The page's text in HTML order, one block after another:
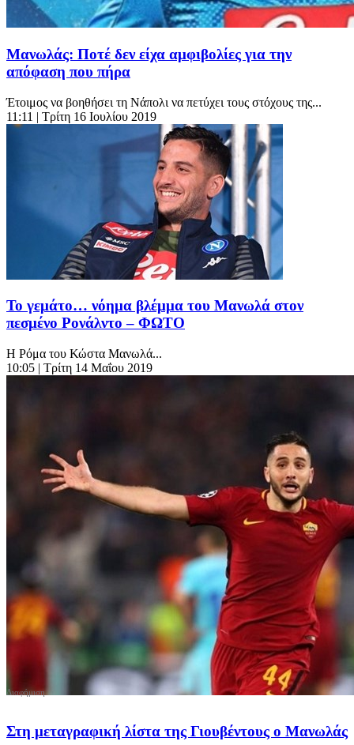
Μανωλάς: Ποτέ δεν είχα αμφιβολίες για την
απόφαση που πήρα
Έτοιμος να βοηθήσει τη Νάπολι να πετύχει τους στόχους της...
11:11 | Τρίτη 16 Ιουλίου 2019
Το γεμάτο… νόημα βλέμμα του Μανωλά στον
πεσμένο Ρονάλντο – ΦΩΤΟ
Η Ρόμα του Κώστα Μανωλά...
10:05 | Τρίτη 14 Μαΐου 2019
Στη μεταγραφική λίστα της Γιουβέντους ο Μανωλάς